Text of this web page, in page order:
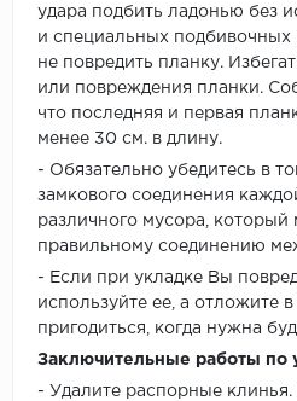
удара подбить ладонью без
и специальных подбивочных
не повредить планку.
или повреждения планки.
что последняя и первая
менее 30 см. в длину.
- Обязательно убедитесь в
замкового соединения
различного мусора, который
правильному соединению
- Если при укладке Вы
используйте ее, а отложите
пригодиться, когда нужна
Заключительные работы по
- Удалите распорные